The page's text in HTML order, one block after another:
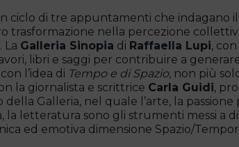
ciclo di tre appuntamenti che indagano
trasformazione nella percezione
La Galleria Sinopia di Raffaella Lupi,
libri e saggi per contribuire a
l’idea di Tempo e di Spazio, non più
la giornalista e scrittrice Carla Guidi,
della Galleria, nel quale l’arte, la
la letteratura sono gli strumenti messi a
ed emotiva dimensione Spazio/